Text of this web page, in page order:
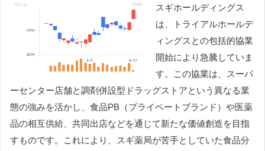
スギホールディングス
は、トライアルホールデ
ィングスとの包括的協業
開始により急騰していま
す。この協業は、スーパ
ーセンター店舗と調剤併設型ドラッグストアという異なる業
態の強みを活かし、食品PB（プライベートブランド）や医薬
品の相互供給、共同出店などを通じて新たな価値創造を目指
すものです。これにより、スギ薬局が苦手としていた食品分